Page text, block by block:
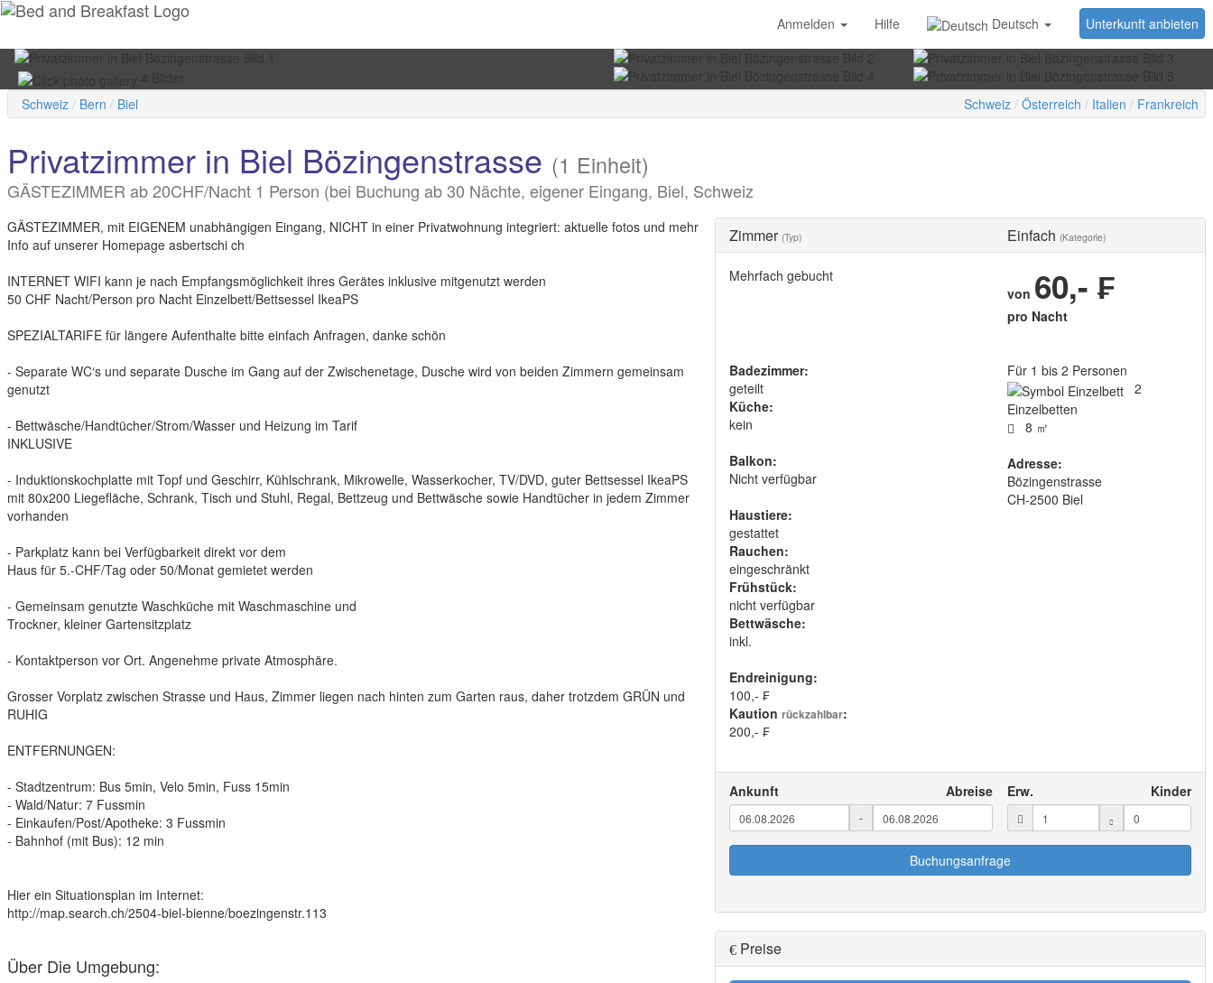
Unterkunft anbieten
Anmelden Hilfe Deutsch
Schweiz
Bern Biel Schweiz Österreich Italien Frankreich
Privatzimmer in Biel Bözingenstrasse (1 Einheit)
GÄSTEZIMMER ab 20CHF/Nacht 1 Person (bei Buchung ab 30 Nächte, eigener Eingang, Biel, Schweiz
Zimmer (Typ) Einfach (Kategorie)
Mehrfach gebucht
von 60,- ₣
pro Nacht
Badezimmer:
geteilt
Küche:
kein
Balkon:
Nicht verfügbar
Haustiere:
gestattet
Rauchen:
eingeschränkt
Frühstück:
nicht verfügbar
Bettwäsche:
inkl.
Endreinigung:
100,- ₣
Kaution rückzahlbar:
200,- ₣
Für 1 bis 2 Personen
2
Einzelbetten
8 ㎡
Adresse:
Bözingenstrasse
CH-2500 Biel
Ankunft Abreise
-
Erw. Kinder
Buchungsanfrage
Preise
GÄSTEZIMMER, mit EIGENEM unabhängigen Eingang, NICHT in einer Privatwohnung integriert: aktuelle fotos und mehr
Info auf unserer Homepage asbertschi ch
INTERNET WIFI kann je nach Empfangsmöglichkeit ihres Gerätes inklusive mitgenutzt werden
50 CHF Nacht/Person pro Nacht Einzelbett/Bettsessel IkeaPS
SPEZIALTARIFE für längere Aufenthalte bitte einfach Anfragen, danke schön
- Separate WC‘s und separate Dusche im Gang auf der Zwischenetage, Dusche wird von beiden Zimmern gemeinsam
genutzt
- Bettwäsche/Handtücher/Strom/Wasser und Heizung im Tarif
INKLUSIVE
- Induktionskochplatte mit Topf und Geschirr, Kühlschrank, Mikrowelle, Wasserkocher, TV/DVD, guter Bettsessel IkeaPS
mit 80x200 Liegefläche, Schrank, Tisch und Stuhl, Regal, Bettzeug und Bettwäsche sowie Handtücher in jedem Zimmer
vorhanden
- Parkplatz kann bei Verfügbarkeit direkt vor dem
Haus für 5.-CHF/Tag oder 50/Monat gemietet werden
- Gemeinsam genutzte Waschküche mit Waschmaschine und
Trockner, kleiner Gartensitzplatz
- Kontaktperson vor Ort. Angenehme private Atmosphäre.
Grosser Vorplatz zwischen Strasse und Haus, Zimmer liegen nach hinten zum Garten raus, daher trotzdem GRÜN und
RUHIG
ENTFERNUNGEN:
- Stadtzentrum: Bus 5min, Velo 5min, Fuss 15min
- Wald/Natur: 7 Fussmin
- Einkaufen/Post/Apotheke: 3 Fussmin
- Bahnhof (mit Bus): 12 min
Hier ein Situationsplan im Internet:
http://map.search.ch/2504-biel-bienne/boezingenstr.113
Über Die Umgebung: